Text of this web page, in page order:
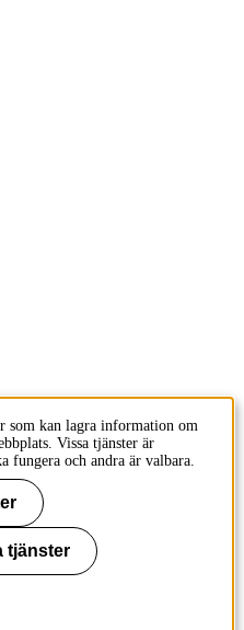
som kan lagra information om
Vissa tjänster är
fungera och andra är valbara.
tjänster